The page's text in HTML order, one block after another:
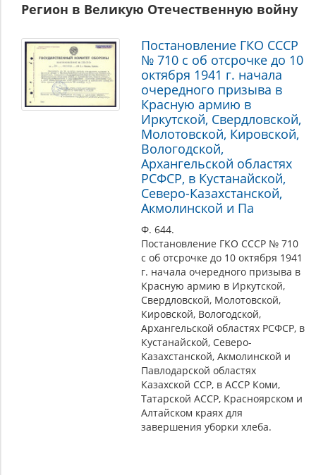
региона
во
внешней
политике
государства
Регион в Великую Отечественную войну
Постановление ГКО СССР
№ 710 с об отсрочке до 10
октября 1941 г. начала
очередного призыва в
Красную армию в
Иркутской, Свердловской,
Молотовской, Кировской,
Вологодской,
Архангельской областях
РСФСР, в Кустанайской,
Северо-Казахстанской,
Акмолинской и Па
Ф. 644.
Постановление ГКО СССР № 710
с об отсрочке до 10 октября 1941
г. начала очередного призыва в
Красную армию в Иркутской,
Свердловской, Молотовской,
Кировской, Вологодской,
Архангельской областях РСФСР, в
Кустанайской, Северо-
Казахстанской, Акмолинской и
Павлодарской областях
Казахской ССР, в АССР Коми,
Татарской АССР, Красноярском и
Алтайском краях для
завершения уборки хлеба.